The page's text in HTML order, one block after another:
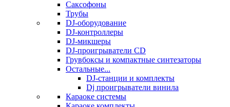
Саксофоны
Трубы
DJ-оборудование
DJ-контроллеры
DJ-микшеры
DJ-проигрыватели CD
Грувбоксы и компактные синтезаторы
Остальные...
DJ-станции и комплекты
Dj проигрыватели винила
Караоке системы